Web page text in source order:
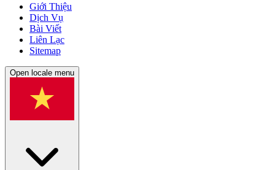
Giới Thiệu
Dịch Vụ
Bài Viết
Liên Lạc
Sitemap
Open locale menu